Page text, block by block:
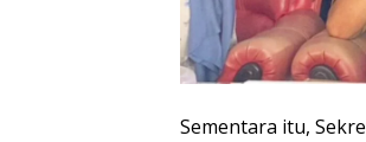
Sementara itu,